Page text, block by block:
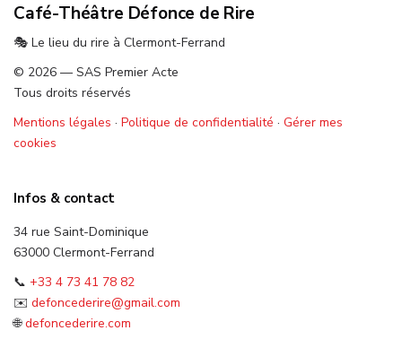
Café-Théâtre Défonce de Rire
🎭 Le lieu du rire à Clermont-Ferrand
© 2026 — SAS Premier Acte
Tous droits réservés
Mentions légales · Politique de confidentialité · Gérer mes
cookies
Infos & contact
34 rue Saint-Dominique
63000 Clermont-Ferrand
📞 +33 4 73 41 78 82
✉️ defoncederire@gmail.com
🌐defoncederire.com